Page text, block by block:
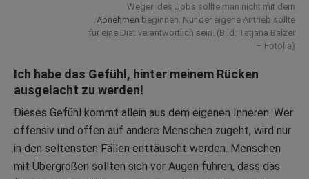
Wegen des Jobs sollte man nicht mit dem
Abnehmen beginnen. Nur der eigene Antrieb sollte
für eine Diät verantwortlich sein. (Bild: Tatjana Balzer
– Fotolia)
Ich habe das Gefühl, hinter meinem Rücken
ausgelacht zu werden!
Dieses Gefühl kommt allein aus dem eigenen Inneren. Wer
offensiv und offen auf andere Menschen zugeht, wird nur
in den seltensten Fällen enttäuscht werden. Menschen
mit Übergrößen sollten sich vor Augen führen, dass das